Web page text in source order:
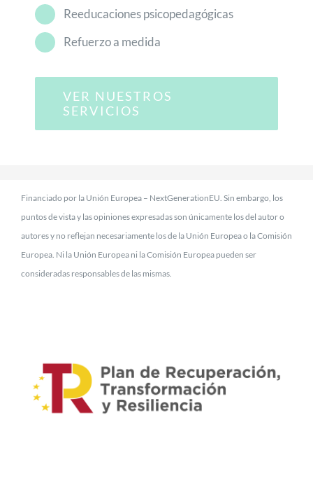
Reeducaciones psicopedagógicas
Refuerzo a medida
VER NUESTROS
SERVICIOS
Financiado por la Unión Europea – NextGenerationEU. Sin embargo, los
puntos de vista y las opiniones expresadas son únicamente los del autor o
autores y no reflejan necesariamente los de la Unión Europea o la Comisión
Europea. Ni la Unión Europea ni la Comisión Europea pueden ser
consideradas responsables de las mismas.